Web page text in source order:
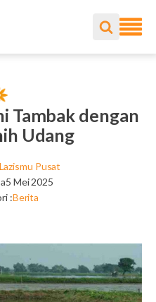
Tambak dengan
Udang
Lazismu Pusat
5 Mei 2025
:Berita